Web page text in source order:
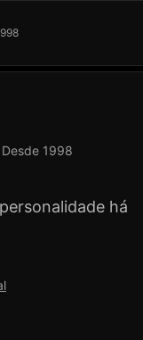
Desde 1998
há